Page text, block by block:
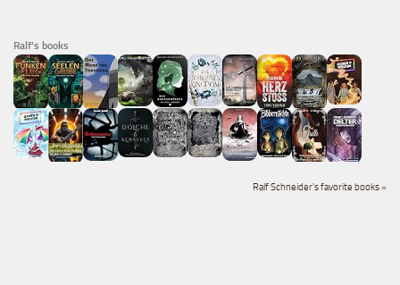
Ralf's books
Ralf Schneider's favorite books »